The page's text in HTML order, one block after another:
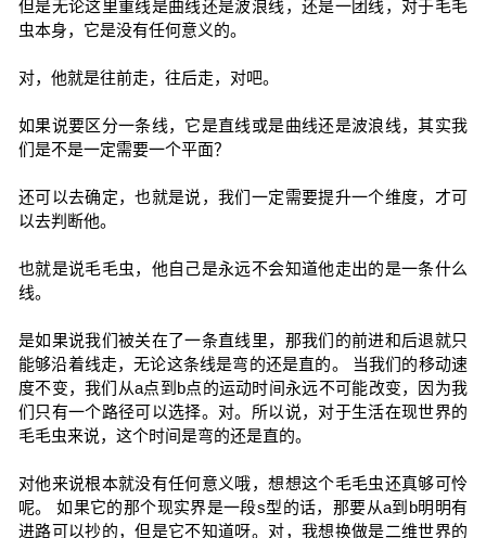
但是无论这里重线是曲线还是波浪线，还是一团线，对于毛毛
虫本身，它是没有任何意义的。
对，他就是往前走，往后走，对吧。
如果说要区分一条线，它是直线或是曲线还是波浪线，其实我
们是不是一定需要一个平面？
还可以去确定，也就是说，我们一定需要提升一个维度，才可
以去判断他。
也就是说毛毛虫，他自己是永远不会知道他走出的是一条什么
线。
是如果说我们被关在了一条直线里，那我们的前进和后退就只
能够沿着线走，无论这条线是弯的还是直的。 当我们的移动速
度不变，我们从a点到b点的运动时间永远不可能改变，因为我
们只有一个路径可以选择。对。所以说，对于生活在现世界的
毛毛虫来说，这个时间是弯的还是直的。
对他来说根本就没有任何意义哦，想想这个毛毛虫还真够可怜
呢。 如果它的那个现实界是一段s型的话，那要从a到b明明有
进路可以抄的，但是它不知道呀。对，我想换做是二维世界的